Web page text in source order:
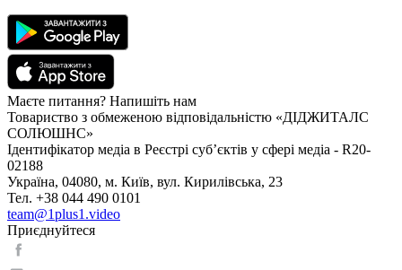
Маєте питання? Напишіть нам
Товариство з обмеженою відповідальністю «ДІДЖИТАЛС
СОЛЮШНС»
Ідентифікатор медіа в Реєстрі суб’єктів у сфері медіа - R20-
02188
Україна, 04080, м. Київ, вул. Кирилівська, 23
Тел. +38 044 490 0101
team@1plus1.video
Приєднуйтеся